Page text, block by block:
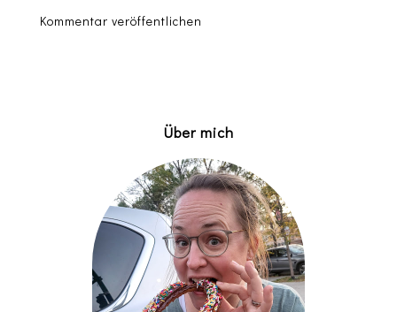
Kommentar veröffentlichen
Über mich